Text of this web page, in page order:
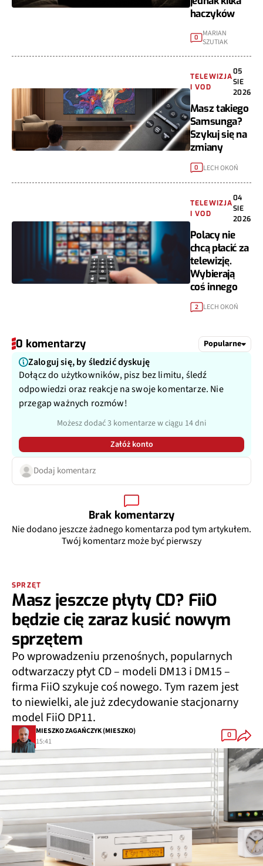
haczyków
0
MARIAN
SZUTIAK
TELEWIZJA
I VOD
05
SIE
2026
Masz takiego
Samsunga?
Szykuj się na
zmiany
0 LECH OKOŃ
TELEWIZJA
I VOD
04
SIE
2026
Polacy nie
chcą płacić za
telewizję.
Wybierają
coś innego
2 LECH OKOŃ
0 komentarzy Popularne
Zaloguj się, by śledzić dyskuję
Dołącz do użytkowników, pisz bez limitu, śledź
odpowiedzi oraz reakcje na swoje komentarze. Nie
przegap ważnych rozmów!
Możesz dodać 3 komentarze w ciągu 14 dni
Załóż konto
Dodaj komentarz
Brak komentarzy
Nie dodano jeszcze żadnego komentarza pod tym artykułem.
Twój komentarz może być pierwszy
SPRZĘT
Masz jeszcze płyty CD? FiiO
będzie cię zaraz kusić nowym
sprzętem
Po wprowadzeniu przenośnych, popularnych
odtwarzaczy płyt CD – modeli DM13 i DM15 –
firma FiiO szykuje coś nowego. Tym razem jest
to niewielki, ale już zdecydowanie stacjonarny
model FiiO DP11.
MIESZKO ZAGAŃCZYK (MIESZKO)
15:41
0